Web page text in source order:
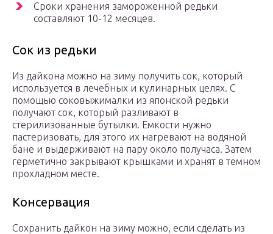
Сроки хранения замороженной редьки
составляют 10-12 месяцев.
Сок из редьки
Из дайкона можно на зиму получить сок, который
используется в лечебных и кулинарных целях. С
помощью соковыжималки из японской редьки
получают сок, который разливают в
стерилизованные бутылки. Емкости нужно
пастеризовать, для этого их нагревают на водяной
бане и выдерживают на пару около получаса. Затем
герметично закрывают крышками и хранят в темном
прохладном месте.
Консервация
Сохранить дайкон на зиму можно, если сделать из